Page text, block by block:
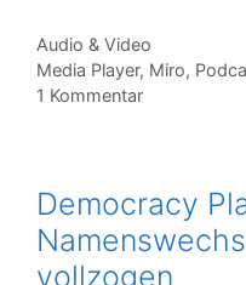
Kategorien
Audio & Video
Tags
Media Player, Miro,
1 Kommentar
Democracy
vollzogen